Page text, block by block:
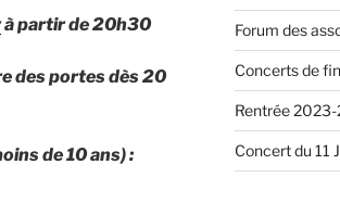
à partir de 20h30
des portes dès 20
de 10 ans) :
Forum des
Concerts de
Rentrée
Concert du 11